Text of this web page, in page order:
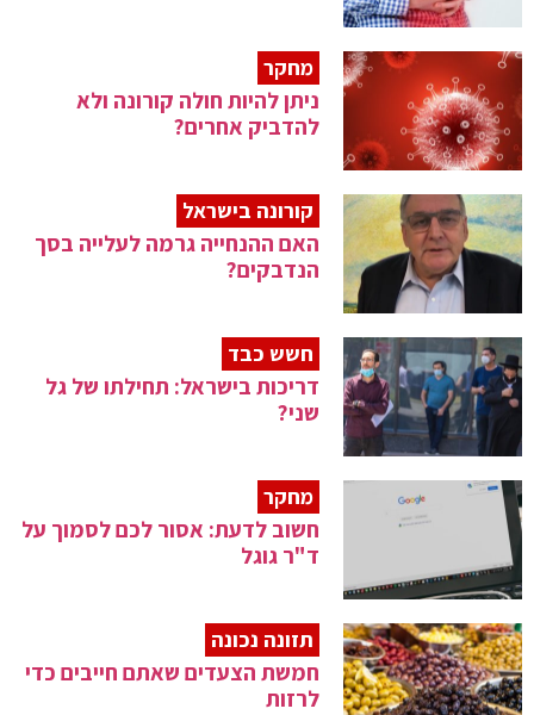
מחקר
ניתן להיות חולה קורונה ולא
להדביק אחרים?
קורונה בישראל
האם ההנחייה גרמה לעלייה בסך
הנדבקים?
חשש כבד
דריכות בישראל: תחילתו של גל
שני?
מחקר
חשוב לדעת: אסור לכם לסמוך על
ד"ר גוגל
תזונה נכונה
חמשת הצעדים שאתם חייבים כדי
לרזות